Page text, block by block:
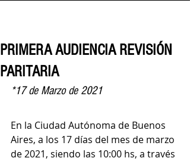
PRIMERA AUDIENCIA REVISIÓN
PARITARIA
*17 de Marzo de 2021
En la Ciudad Autónoma de Buenos
Aires, a los 17 días del mes de marzo
de 2021, siendo las 10:00 hs, a través